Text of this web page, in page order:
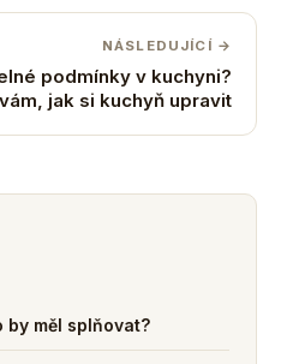
NÁSLEDUJÍCÍ →
podmínky v kuchyni?
jak si kuchyň upravit
by měl splňovat?